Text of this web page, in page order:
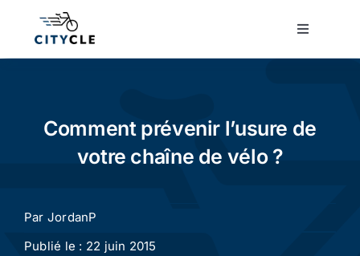
Toggle
Cyclisme urbain
Comment prévenir l’usure de
votre chaîne de vélo ?
Par JordanP
Publié le : 22 juin 2015